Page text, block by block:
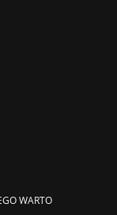
WARTO